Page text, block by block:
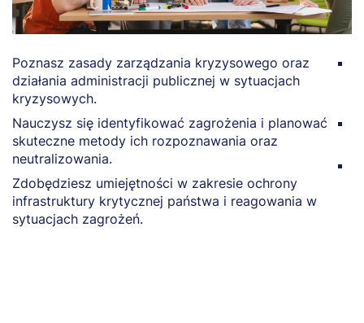
Poznasz zasady zarządzania kryzysowego oraz
działania administracji publicznej w sytuacjach
kryzysowych.
Nauczysz się identyfikować zagrożenia i planować
skuteczne metody ich rozpoznawania oraz
neutralizowania.
Zdobędziesz umiejętności w zakresie ochrony
infrastruktury krytycznej państwa i reagowania w
sytuacjach zagrożeń.